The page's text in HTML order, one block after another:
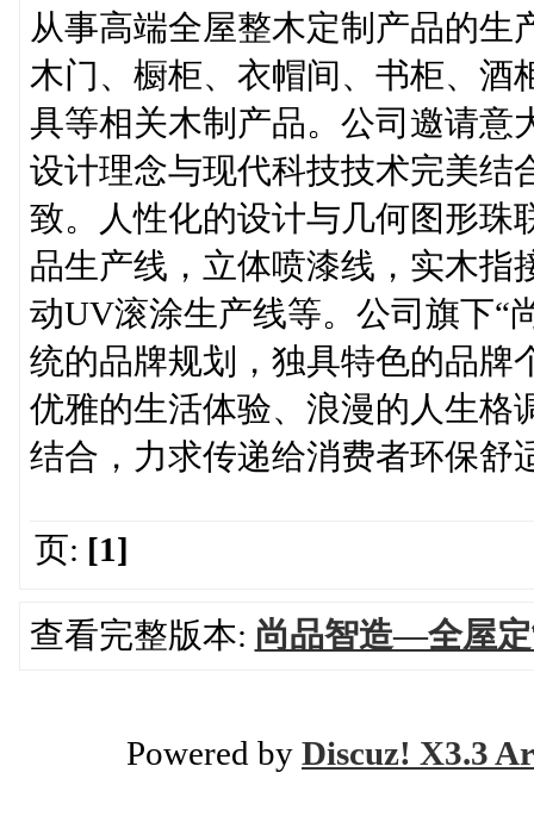
从事高端全屋整木定制产品的生
木门、橱柜、衣帽间、书柜、酒
具等相关木制产品。公司邀请意
设计理念与现代科技技术完美结
致。人性化的设计与几何图形珠
品生产线，立体喷漆线，实木指
动UV滚涂生产线等。公司旗下“
统的品牌规划，独具特色的品牌
优雅的生活体验、浪漫的人生格
结合，力求传递给消费者环保舒
页: [1]
查看完整版本: 尚品智造—全屋
Powered by Discuz! X3.3